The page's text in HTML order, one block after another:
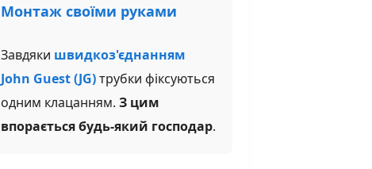
Монтаж своїми руками
Завдяки швидкоз'єднанням
John Guest (JG)трубки фіксуються
одним клацанням. З цим
впорається будь-який господар.